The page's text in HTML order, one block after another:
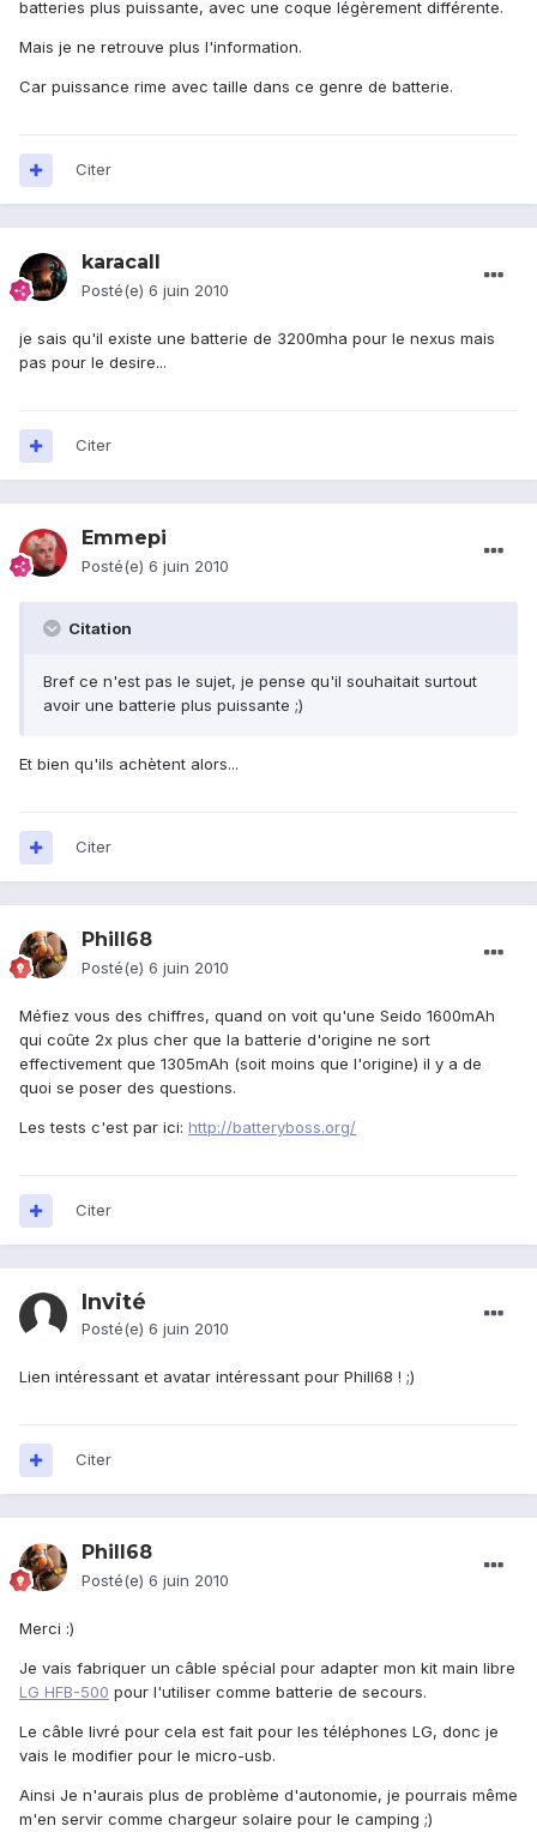
batteries plus puissante, avec une coque légèrement différente.
Mais je ne retrouve plus l'information.
Car puissance rime avec taille dans ce genre de batterie.
Citer
karacall
Posté(e) 6 juin 2010
je sais qu'il existe une batterie de 3200mha pour le nexus mais
pas pour le desire...
Citer
Emmepi
Posté(e) 6 juin 2010
Citation
Bref ce n'est pas le sujet, je pense qu'il souhaitait surtout
avoir une batterie plus puissante ;)
Et bien qu'ils achètent alors...
Citer
Phill68
Posté(e) 6 juin 2010
Méfiez vous des chiffres, quand on voit qu'une Seido 1600mAh
qui coûte 2x plus cher que la batterie d'origine ne sort
effectivement que 1305mAh (soit moins que l'origine) il y a de
quoi se poser des questions.
Les tests c'est par ici: http://batteryboss.org/
Citer
Invité
Posté(e) 6 juin 2010
Lien intéressant et avatar intéressant pour Phill68 ! ;)
Citer
Phill68
Posté(e) 6 juin 2010
Merci :)
Je vais fabriquer un câble spécial pour adapter mon kit main libre
LG HFB-500 pour l'utiliser comme batterie de secours.
Le câble livré pour cela est fait pour les téléphones LG, donc je
vais le modifier pour le micro-usb.
Ainsi Je n'aurais plus de problème d'autonomie, je pourrais même
m'en servir comme chargeur solaire pour le camping ;)